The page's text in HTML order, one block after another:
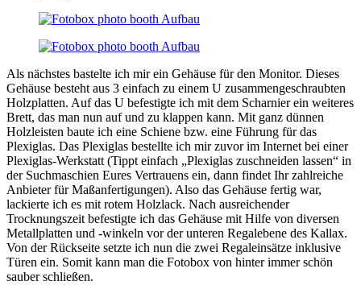
Als nächstes bastelte ich mir ein Gehäuse für den Monitor. Dieses
Gehäuse besteht aus 3 einfach zu einem U zusammengeschraubten
Holzplatten. Auf das U befestigte ich mit dem Scharnier ein weiteres
Brett, das man nun auf und zu klappen kann. Mit ganz dünnen
Holzleisten baute ich eine Schiene bzw. eine Führung für das
Plexiglas. Das Plexiglas bestellte ich mir zuvor im Internet bei einer
Plexiglas-Werkstatt (Tippt einfach „Plexiglas zuschneiden lassen“ in
der Suchmaschien Eures Vertrauens ein, dann findet Ihr zahlreiche
Anbieter für Maßanfertigungen). Also das Gehäuse fertig war,
lackierte ich es mit rotem Holzlack. Nach ausreichender
Trocknungszeit befestigte ich das Gehäuse mit Hilfe von diversen
Metallplatten und -winkeln vor der unteren Regalebene des Kallax.
Von der Rückseite setzte ich nun die zwei Regaleinsätze inklusive
Türen ein. Somit kann man die Fotobox von hinter immer schön
sauber schließen.